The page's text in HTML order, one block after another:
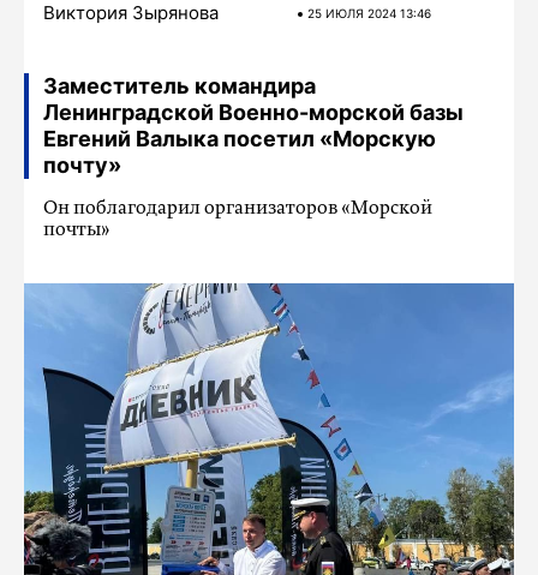
Виктория Зырянова 25 ИЮЛЯ 2024 13:46
Заместитель командира
Ленинградской Военно-морской базы
Евгений Валыка посетил «Морскую
почту»
Он поблагодарил организаторов «Морской
почты»